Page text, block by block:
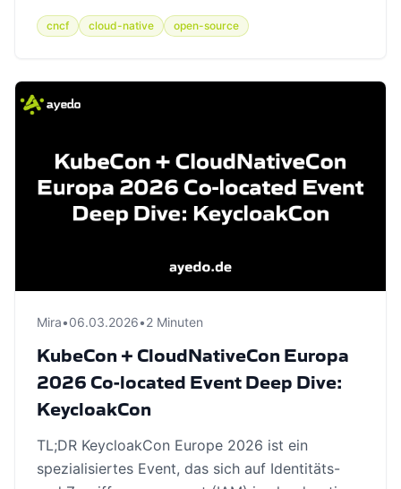
cncf cloud-native open-source
Mira•06.03.2026•2 Minuten
KubeCon + CloudNativeCon Europa
2026 Co-located Event Deep Dive:
KeycloakCon
TL;DR KeycloakCon Europe 2026 ist ein
spezialisiertes Event, das sich auf Identitäts-